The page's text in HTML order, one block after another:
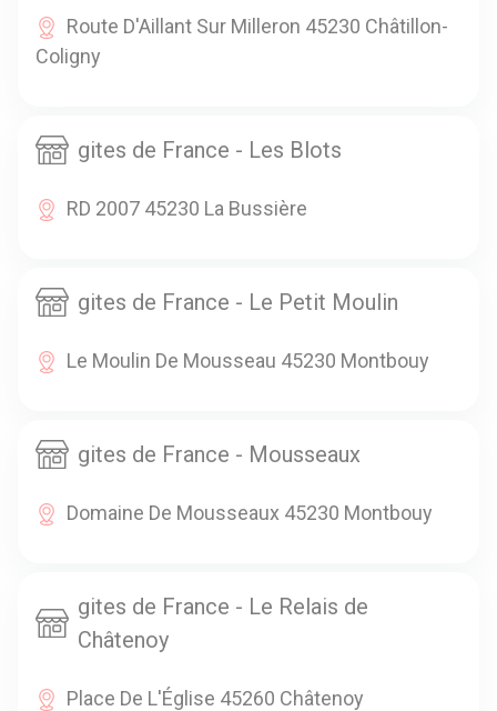
Route D'Aillant Sur Milleron 45230 Châtillon-
Coligny
gites de France - Les Blots
RD 2007 45230 La Bussière
gites de France - Le Petit Moulin
Le Moulin De Mousseau 45230 Montbouy
gites de France - Mousseaux
Domaine De Mousseaux 45230 Montbouy
gites de France - Le Relais de
Châtenoy
Place De L'Église 45260 Châtenoy